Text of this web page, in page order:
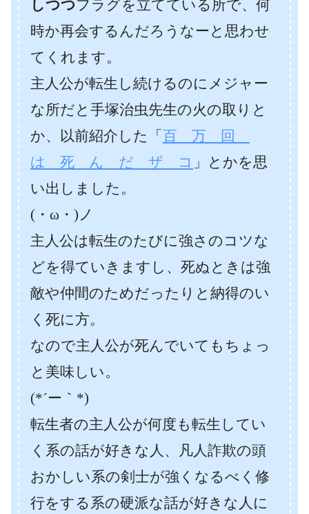
しつつフラグを立てている所で、何
時か再会するんだろうなーと思わせ
てくれます。
主人公が転生し続けるのにメジャー
な所だと手塚治虫先生の火の取りと
か、以前紹介した「 百 万 回
は 死 ん だ ザ コ 」とかを思
い出しました。
(・ω・)ノ
主人公は転生のたびに強さのコツな
どを得ていきますし、死ぬときは強
敵や仲間のためだったりと納得のい
く死に方。
なので主人公が死んでいてもちょっ
と美味しい。
(*´ー｀*)
転生者の主人公が何度も転生してい
く系の話が好きな人、凡人詐欺の頭
おかしい系の剣士が強くなるべく修
行をする系の硬派な話が好きな人に